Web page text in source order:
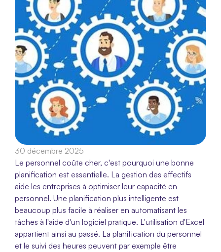
30 décembre 2025
Le personnel coûte cher, c'est pourquoi une bonne
planification est essentielle. La gestion des effectifs
aide les entreprises à optimiser leur capacité en
personnel. Une planification plus intelligente est
beaucoup plus facile à réaliser en automatisant les
tâches à l'aide d'un logiciel pratique. L'utilisation d'Excel
appartient ainsi au passé. La planification du personnel
et le suivi des heures peuvent par exemple être